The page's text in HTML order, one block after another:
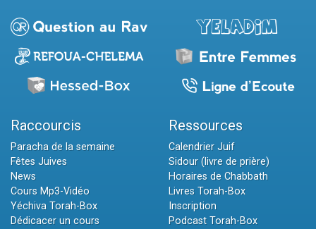
Raccourcis
Paracha de la semaine
Fêtes Juives
News
Cours Mp3-Vidéo
Yéchiva Torah-Box
Dédicacer un cours
Ressources
Calendrier Juif
Sidour (livre de prière)
Horaires de Chabbath
Livres Torah-Box
Inscription
Podcast Torah-Box